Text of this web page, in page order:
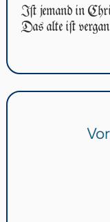
Iſt jemand in
Das alte iſt